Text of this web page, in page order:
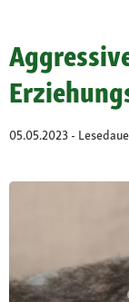
05.05.2023 -